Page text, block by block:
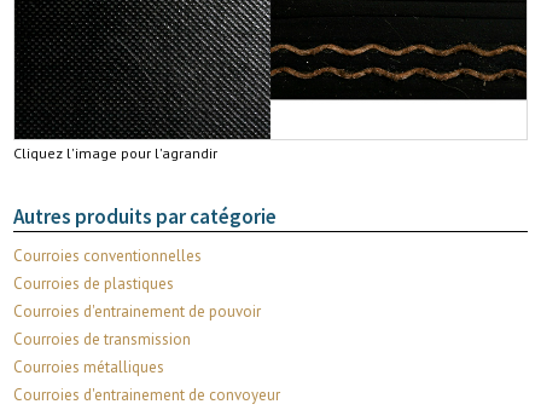
Cliquez l'image pour l'agrandir
Autres produits par catégorie
Courroies conventionnelles
Courroies de plastiques
Courroies d'entrainement de pouvoir
Courroies de transmission
Courroies métalliques
Courroies d'entrainement de convoyeur